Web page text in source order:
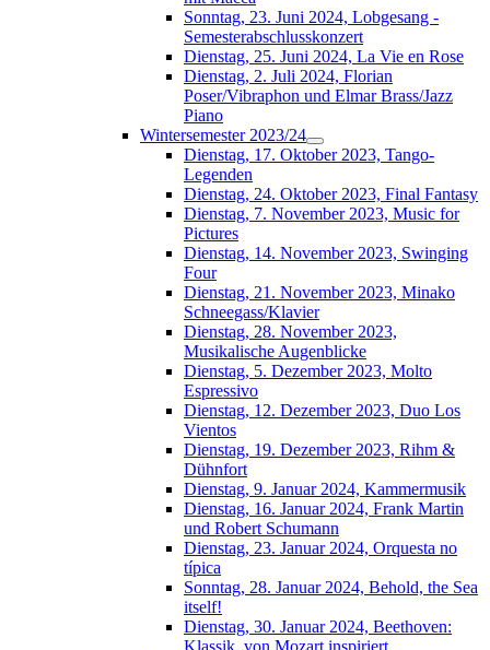
Sonntag, 23. Juni 2024, Lobgesang -
Semesterabschlusskonzert
Dienstag, 25. Juni 2024, La Vie en Rose
Dienstag, 2. Juli 2024, Florian
Poser/Vibraphon und Elmar Brass/Jazz
Piano
Wintersemester 2023/24
Dienstag, 17. Oktober 2023, Tango-
Legenden
Dienstag, 24. Oktober 2023, Final Fantasy
Dienstag, 7. November 2023, Music for
Pictures
Dienstag, 14. November 2023, Swinging
Four
Dienstag, 21. November 2023, Minako
Schneegass/Klavier
Dienstag, 28. November 2023,
Musikalische Augenblicke
Dienstag, 5. Dezember 2023, Molto
Espressivo
Dienstag, 12. Dezember 2023, Duo Los
Vientos
Dienstag, 19. Dezember 2023, Rihm &
Dühnfort
Dienstag, 9. Januar 2024, Kammermusik
Dienstag, 16. Januar 2024, Frank Martin
und Robert Schumann
Dienstag, 23. Januar 2024, Orquesta no
típica
Sonntag, 28. Januar 2024, Behold, the Sea
itself!
Dienstag, 30. Januar 2024, Beethoven:
Klassik, von Mozart inspiriert